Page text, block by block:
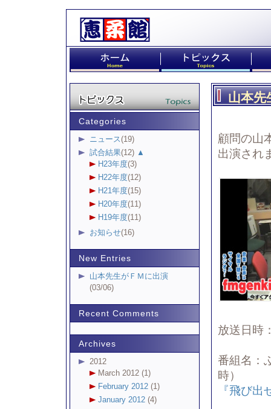
山本先
顧問の山
出演され
放送日時
番組名：
時）
『飛び
Categories
ニュース(19)
試合結果(12) ▲
H23年度(3)
H22年度(12)
H21年度(15)
H20年度(11)
H19年度(11)
お知らせ(16)
New Entries
山本先生がＦＭに出演
(03/06)
Recent Comments
Archives
2012
March 2012 (1)
February 2012 (1)
January 2012 (4)